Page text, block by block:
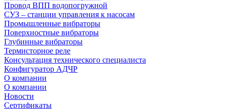
Провод ВПП водопогружной
СУЗ – станции управления к насосам
Промышленные вибраторы
Поверхностные вибраторы
Глубинные вибраторы
Термисторное реле
Консультация технического специалиста
Конфигуратор АДЧР
О компании
О компании
Новости
Сертификаты